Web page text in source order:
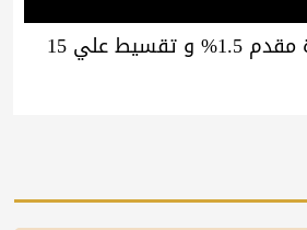
عرض لفترة محدودة مقدم 1.5% و تقسيط علي 15